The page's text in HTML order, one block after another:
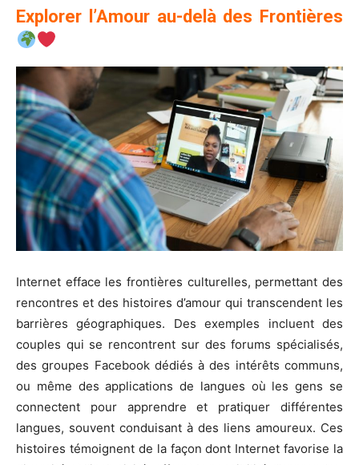
Explorer l’Amour au-delà des Frontières
Internet efface les frontières culturelles, permettant des
rencontres et des histoires d’amour qui transcendent les
barrières géographiques. Des exemples incluent des
couples qui se rencontrent sur des forums spécialisés,
des groupes Facebook dédiés à des intérêts communs,
ou même des applications de langues où les gens se
connectent pour apprendre et pratiquer différentes
langues, souvent conduisant à des liens amoureux. Ces
histoires témoignent de la façon dont Internet favorise la